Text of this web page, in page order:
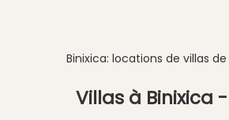
Binixica: locations de villas
Villas à Binixica